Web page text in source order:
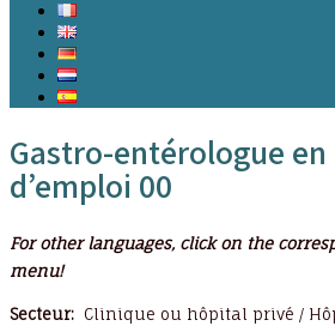
Gastro-entérologue
d’emploi 00
For other languages, click on the
menu!
Secteur: Clinique ou hôpital privé /